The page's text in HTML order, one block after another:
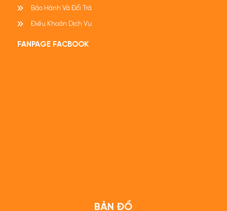
Bảo Hành Và Đổi Trả
Điều Khoản Dịch Vụ
FANPAGE FACBOOK
BẢN ĐỒ